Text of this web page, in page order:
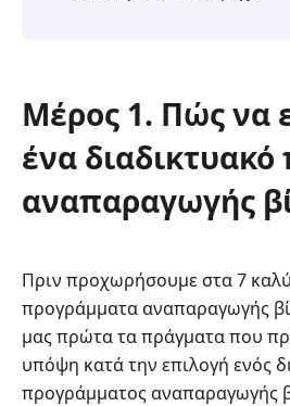
Μέρος 1. Πώς να
ένα
αναπαραγωγής
Πριν προχωρήσουμε στα 7
προγράμματα αναπαραγωγής
μας πρώτα τα πράγματα που
υπόψη κατά την επιλογή ενός
προγράμματος αναπαραγωγής